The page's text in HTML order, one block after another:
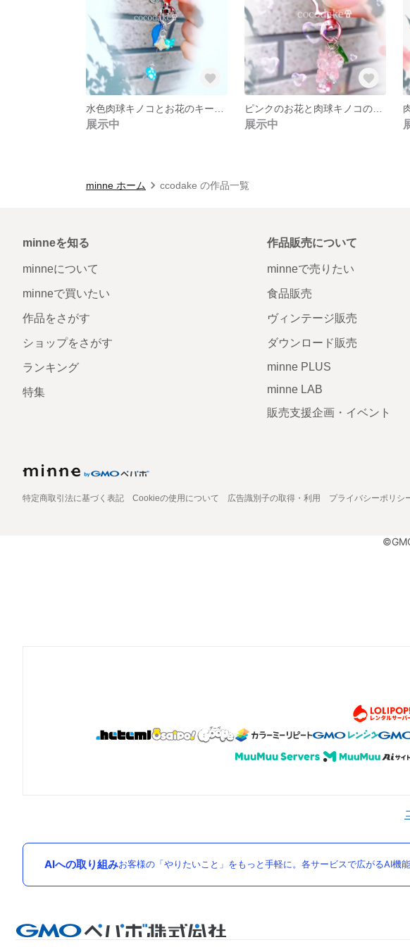
展示中
ピンクのお花と肉球キノコのキーホルダー🍄🌸
展示中
minne ホーム ccodake の作品一覧
minneを知る
minneについて
minneで買いたい
作品をさがす
ショップをさがす
ランキング
特集
作品販売について
minneで売りたい
食品販売
ヴィンテージ販売
ダウンロード販売
minne PLUS
minne LAB
販売支援企画・イベント
特定商取引法に基づく表記 Cookieの使用について 広告識別子の取得・利用 プライバシーポリシ
AIへの取り組みお客様の「やりたいこと」をもっと手軽に。各サービスで広がるAI機